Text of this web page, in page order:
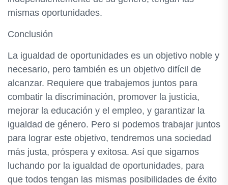
mismas oportunidades.
Conclusión
La igualdad de oportunidades es un objetivo noble y
necesario, pero también es un objetivo difícil de
alcanzar. Requiere que trabajemos juntos para
combatir la discriminación, promover la justicia,
mejorar la educación y el empleo, y garantizar la
igualdad de género. Pero si podemos trabajar juntos
para lograr este objetivo, tendremos una sociedad
más justa, próspera y exitosa. Así que sigamos
luchando por la igualdad de oportunidades, para
que todos tengan las mismas posibilidades de éxito